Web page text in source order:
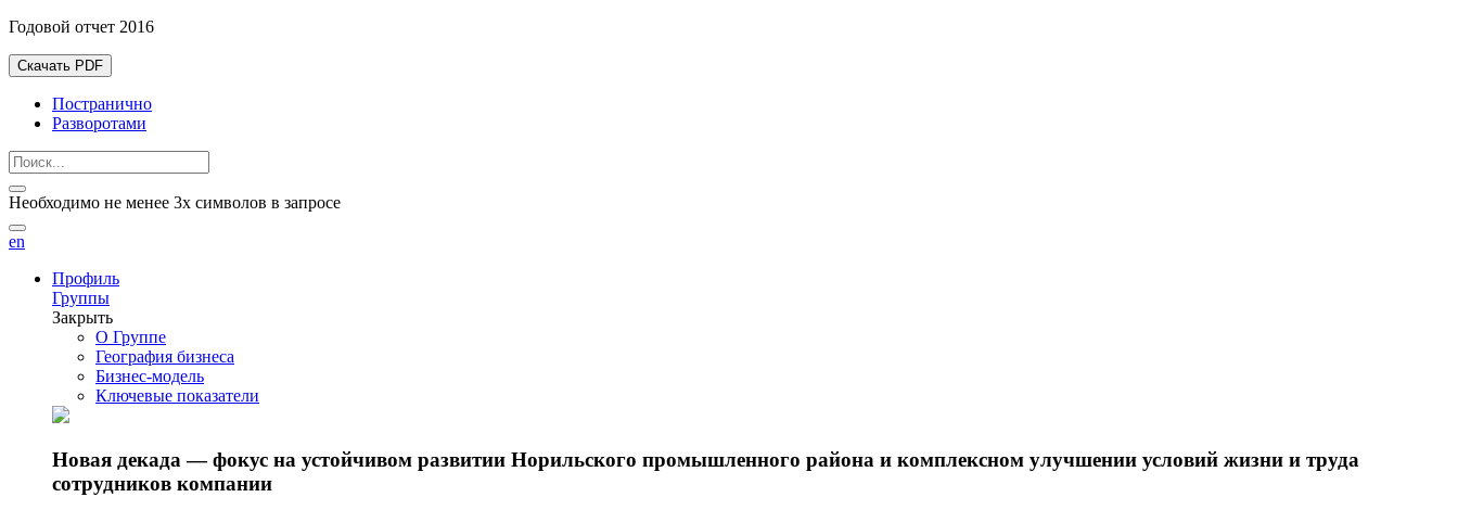
Годовой отчет 2016
Скачать PDF
Постранично
Разворотами
Необходимо не менее 3х символов в запросе
en
Профиль
Группы
Закрыть
О Группе
География бизнеса
Бизнес-модель
Ключевые показатели
Новая декада — фокус на устойчивом развитии Норильского промышленного района и комплексном улучшении условий жизни и труда
сотрудников компании